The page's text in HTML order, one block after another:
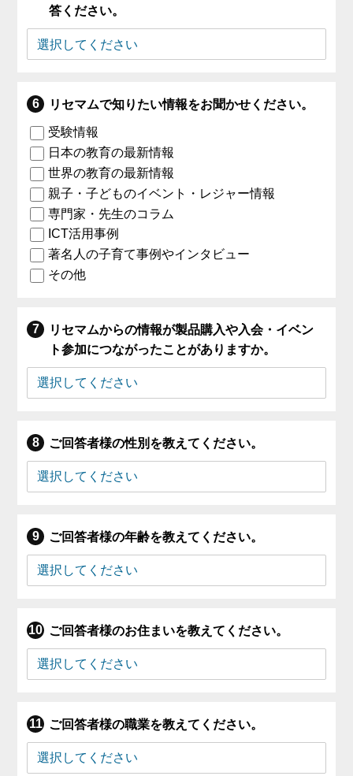
答ください。
リセマムで知りたい情報をお聞かせください。
受験情報
日本の教育の最新情報
世界の教育の最新情報
親子・子どものイベント・レジャー情報
専門家・先生のコラム
ICT活用事例
著名人の子育て事例やインタビュー
その他
リセマムからの情報が製品購入や入会・イベン
ト参加につながったことがありますか。
ご回答者様の性別を教えてください。
ご回答者様の年齢を教えてください。
ご回答者様のお住まいを教えてください。
ご回答者様の職業を教えてください。